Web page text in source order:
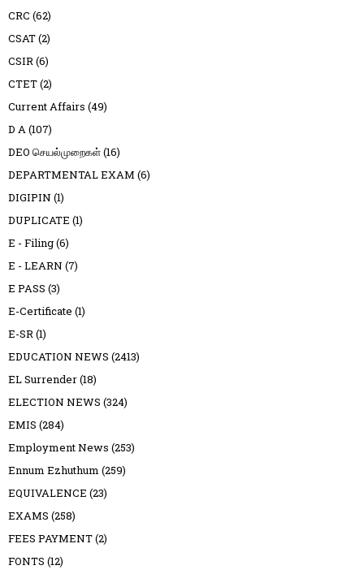
CRC (62)
CSAT(2)
CSIR(6)
CTET(2)
Current Affairs (49)
D A(107)
DEO செயல்முறைகள்(16)
DEPARTMENTAL EXAM (6)
DIGIPIN (1)
DUPLICATE (1)
E - Filing(6)
E - LEARN (7)
E PASS (3)
E-Certificate (1)
E-SR(1)
EDUCATION NEWS (2413)
EL Surrender(18)
ELECTION NEWS (324)
EMIS (284)
Employment News (253)
Ennum Ezhuthum (259)
EQUIVALENCE (23)
EXAMS (258)
FEES PAYMENT(2)
FONTS (12)